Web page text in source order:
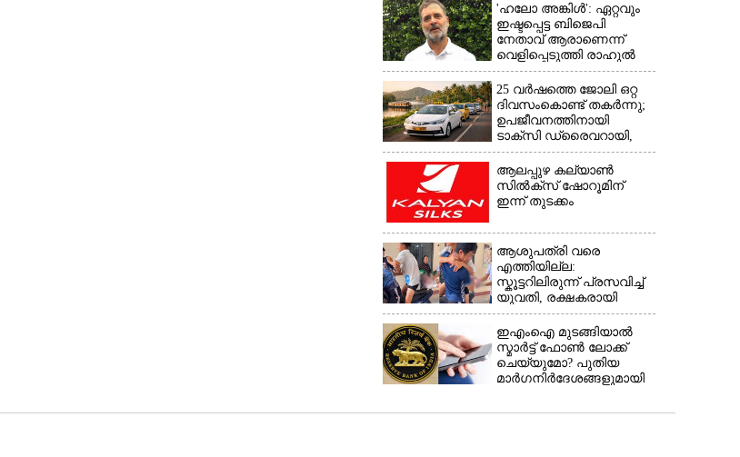
'ഹലോ അങ്കിൾ': ഏറ്റവും
ഇഷ്ടപ്പെട്ട ബിജെപി
നേതാവ് ആരാണെന്ന്
വെളിപ്പെടുത്തി രാഹുൽ
ഗാന്ധി
25 വർഷത്തെ ജോലി ഒറ്റ
ദിവസംകൊണ്ട് തകർന്നു;
ഉപജീവനത്തിനായി
ടാക്‌സി ഡ്രൈവറായി,​
അനുഭവം പങ്കുവച്ച് യുവതി
ആലപ്പുഴ കല്യാൺ
സിൽക്‌സ് ഷോറൂമിന്
ഇന്ന് തുടക്കം
ആശുപത്രി വരെ
എത്തിയില്ല:
സ്കൂട്ടറിലിരുന്ന് പ്രസവിച്ച്
യുവതി, രക്ഷകരായി
ജീവനക്കാർ
ഇഎംഐ മുടങ്ങിയാൽ
സ്മാർട്ട് ഫോൺ ലോക്ക്
ചെയ്യുമോ? പുതിയ
മാർഗനിർദേശങ്ങളുമായി